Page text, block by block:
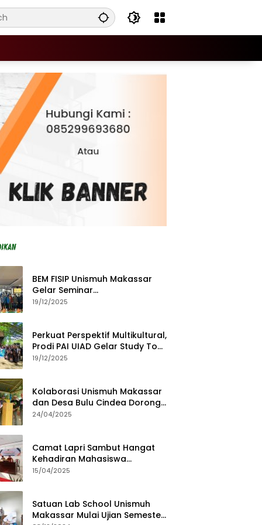
BEM FISIP Unismuh Makassar
Gelar Seminar
Keperempuanan, Bahas
19/12/2025
Perkuat Perspektif Multikultural,
Prodi PAI UIAD Gelar Study Tour
ke Kajang
19/12/2025
Kolaborasi Unismuh Makassar
dan Desa Bulu Cindea Dorong
Sentra Garam Industri
24/04/2025
Camat Lapri Sambut Hangat
Kehadiran Mahasiswa
PoltekMu
15/04/2025
Satuan Lab School Unismuh
Makassar Mulai Ujian Semester,